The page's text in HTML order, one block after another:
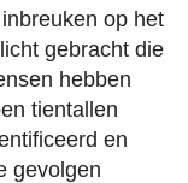
op het
gebracht die
hebben
tientallen
en
gevolgen